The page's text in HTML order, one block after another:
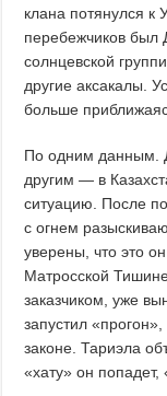
клана потянулся к
перебежчиков был
солнцевской
другие аксакалы.
больше
По одним данным.
другим — в
ситуацию. После
с огнем
уверены, что это
Матросской
заказчиком, уже
запустил
законе. Тариэла
«хату» он попадет,